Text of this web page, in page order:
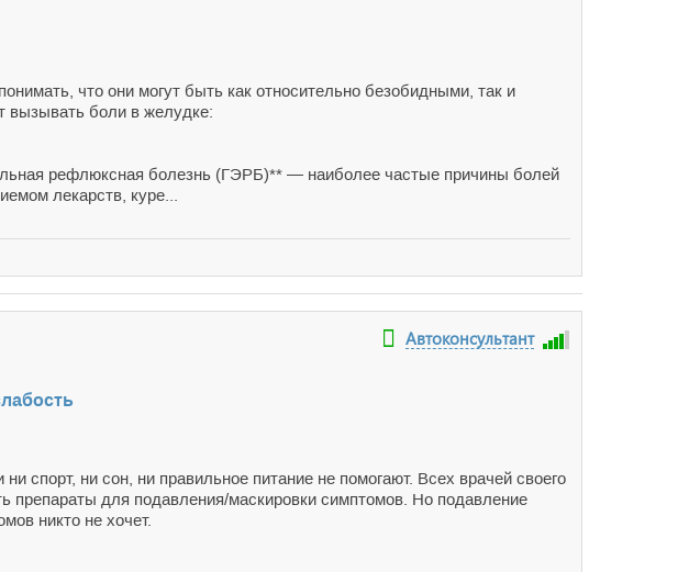
что они могут быть как относительно безобидными, так и
вызывать боли в желудке:
рефлюксная болезнь (ГЭРБ)** — наиболее частые причины болей
лекарств, куре...
Автоконсультант
ни сон, ни правильное питание не помогают. Всех врачей своего
препараты для подавления/маскировки симптомов. Но подавление
никто не хочет.